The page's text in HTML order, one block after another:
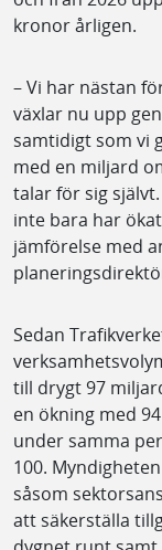
kronor årligen.
– Vi har nästan
växlar nu upp
samtidigt som vi
med en miljard
talar för sig
inte bara har
jämförelse med
Sedan
till drygt 97
en ökning med
under samma
100.
såsom
att säkerställa